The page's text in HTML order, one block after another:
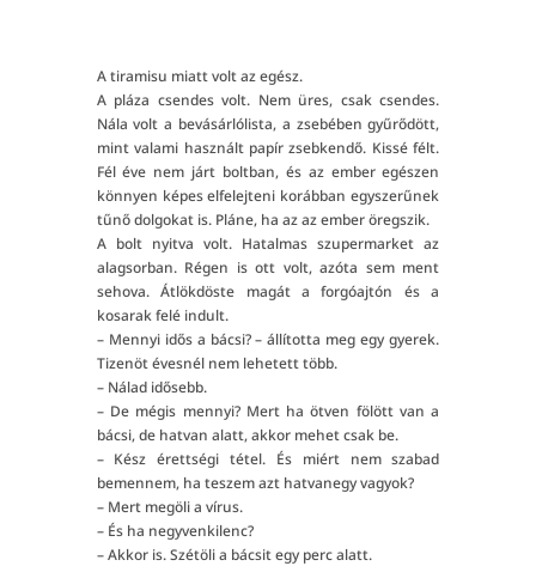
A tiramisu miatt volt az egész.
A pláza csendes volt. Nem üres, csak csendes.
Nála volt a bevásárlólista, a zsebében gyűrődött,
mint valami használt papír zsebkendő. Kissé félt.
Fél éve nem járt boltban, és az ember egészen
könnyen képes elfelejteni korábban egyszerűnek
tűnő dolgokat is. Pláne, ha az az ember öregszik.
A bolt nyitva volt. Hatalmas szupermarket az
alagsorban. Régen is ott volt, azóta sem ment
sehova. Átlökdöste magát a forgóajtón és a
kosarak felé indult.
– Mennyi idős a bácsi? – állította meg egy gyerek.
Tizenöt évesnél nem lehetett több.
– Nálad idősebb.
– De mégis mennyi? Mert ha ötven fölött van a
bácsi, de hatvan alatt, akkor mehet csak be.
– Kész érettségi tétel. És miért nem szabad
bemennem, ha teszem azt hatvanegy vagyok?
– Mert megöli a vírus.
– És ha negyvenkilenc?
– Akkor is. Szétöli a bácsit egy perc alatt.